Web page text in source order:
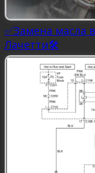
✅Замена масла
Лачетти🛠